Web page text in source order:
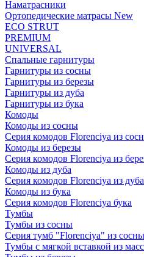
Наматрасники
Ортопедические матрасы New
ECO STRUT
PREMIUM
UNIVERSAL
Спальные гарнитуры
Гарнитуры из сосны
Гарнитуры из березы
Гарнитуры из дуба
Гарнитуры из бука
Комоды
Комоды из сосны
Серия комодов Florenciya из
Комоды из березы
Серия комодов Florenciya из
Комоды из дуба
Серия комодов Florenciya из дуба
Комоды из бука
Серия комодов Florenciya бука
Тумбы
Тумбы из сосны
Серия тумб "Florenciya" из сосны
Тумбы с мягкой вставкой из